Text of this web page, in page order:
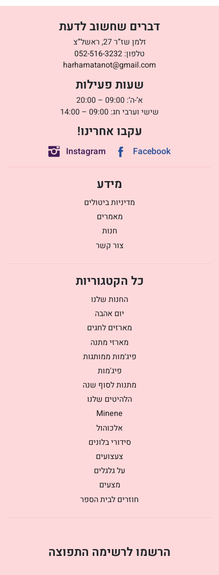
דברים שחשוב לדעת
זלמן שז”ר 27, ראשל”צ
טלפון: 052-516-3232
harhamatanot@gmail.com
שעות פעילות
א’-ה’: 09:00 – 20:00
שישי וערבי חג: 09:00 – 14:00
עקבו אחרינו!
Facebook
Instagram
מידע
מדיניות ביטולים
מאמרים
חנות
צור קשר
כל הקטגוריות
החנות שלנו
יום אהבה
מארזים לחגים
מארזי מתנה
פיג׳מות ממותגות
פיג'מות
מתנות לסוף שנה
הלהיטים שלנו
Minene
אלכוהול
סידורי בלונים
צעצועים
על גלגלים
מצעים
חוזרים לבית הספר
הרשמו לרשימה התפוצה